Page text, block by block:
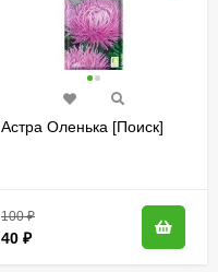
Астра Оленька [Поиск]
100₽
40 ₽